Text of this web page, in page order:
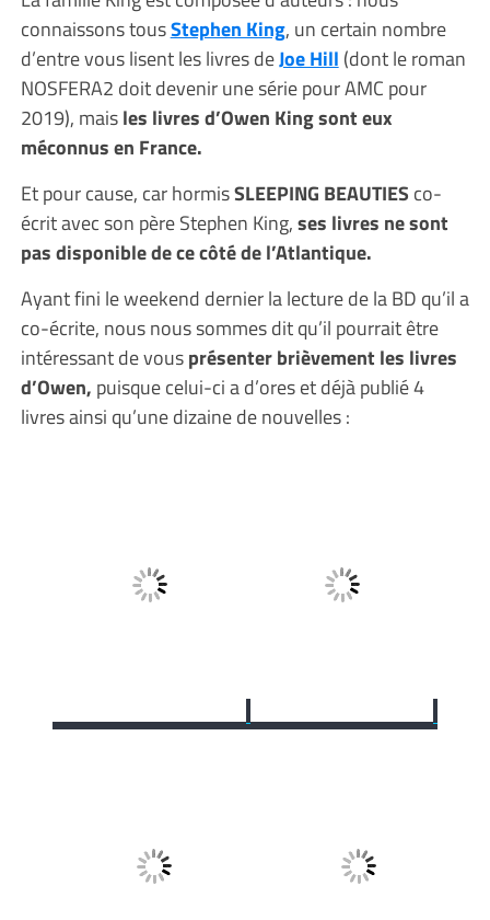
connaissons tousStephen King, un certain nombre
d’entre vous lisent les livres deJoe Hill (dont le roman
NOSFERA2 doit devenir une série pour AMC pour
2019), maisles livres d’Owen King sont eux
méconnus en France.
Et pour cause, car hormisSLEEPING BEAUTIES co-
écrit avec son père Stephen King,ses livres ne sont
pas disponible de ce côté de l’Atlantique.
Ayant fini le weekend dernier la lecture de la BD qu’il a
co-écrite, nous nous sommes dit qu’il pourrait être
intéressant de vousprésenter brièvement les livres
d’Owen, puisque celui-ci a d’ores et déjà publié 4
livres ainsi qu’une dizaine de nouvelles :